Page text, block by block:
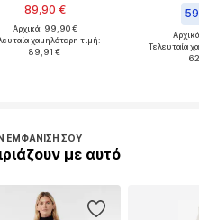
89,90 €
Αρχικά: 99,90 €
χαμηλότερη τιμή:
89,91 €
Τελευταία
ΕΜΦΆΝΙΣΉ ΣΟΥ
με αυτό